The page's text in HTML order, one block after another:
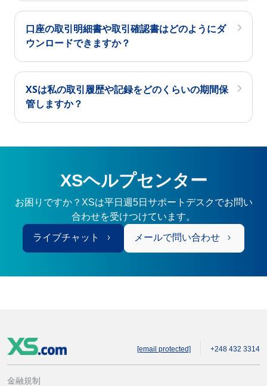
口座の取引明細書や取引確認書はどのようにダ
ウンロードできますか？
XSは私の取引履歴や記録をどのくらいの期間保
管しますか？
XSヘルプセンター
お困りですか？XSは平日週5日サポートデスクでお問い
合わせを受けつけています。
ライブチャット メールで問い合わせ
[email protected] +248 432 3314
金融規制